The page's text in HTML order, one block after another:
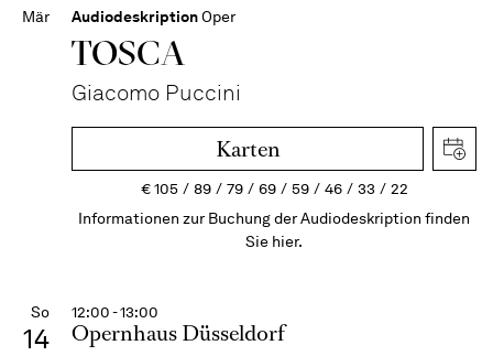
Mär AudiodeskriptionOper
TOSCA
Giacomo Puccini
Karten
€105 89 79 69 59 46 33
22
Informationen zur Buchung der Audiodeskription finden
Sie hier.
So
14
12:00 - 13:00
Opernhaus Düsseldorf